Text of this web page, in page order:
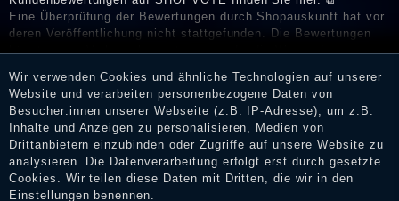
Eine Überprüfung der Bewertungen durch Shopauskunft hat vor
deren Veröffentlichung nicht stattgefunden. Die Bewertungen
Erhalt einer Benachrichtigungs-E-Mail können Händler die
Bewertungen verifizieren und über die erfolgte Verifizierung im
Shop informieren.
Impressum
Wir verwenden Cookies und ähnliche Technologien auf unserer
Website und verarbeiten personenbezogene Daten von
Besucher:innen unserer Webseite (z.B. IP-Adresse), um z.B.
Inhalte und Anzeigen zu personalisieren, Medien von
Drittanbietern einzubinden oder Zugriffe auf unsere Website zu
analysieren. Die Datenverarbeitung erfolgt erst durch gesetzte
Cookies. Wir teilen diese Daten mit Dritten, die wir in den
Einstellungen benennen.